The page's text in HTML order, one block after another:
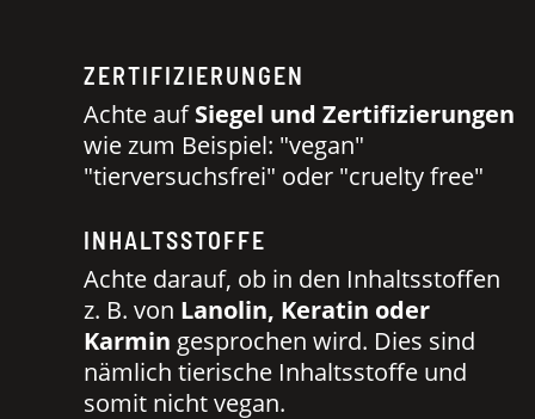
ZERTIFIZIERUNGEN
Achte aufSiegel und Zertifizierungen
wie zum Beispiel: "vegan"
"tierversuchsfrei" oder "cruelty free"
INHALTSSTOFFE
Achte darauf, ob in den Inhaltsstoffen
z. B. von Lanolin, Keratin oder
Karmin gesprochen wird. Dies sind
nämlich tierische Inhaltsstoffe und
somit nicht vegan.